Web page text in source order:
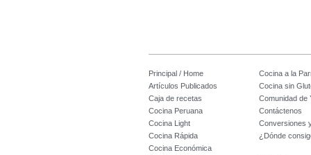
Principal / Home
Cocina a la
Artículos Publicados
Cocina sin
Caja de recetas
Comunidad de
Cocina Peruana
Contáctenos
Cocina Light
Conversiones
Cocina Rápida
¿Dónde
Cocina Económica